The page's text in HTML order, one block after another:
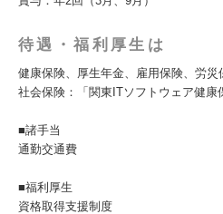
待遇・福利厚生は
健康保険、厚生年金、雇用保険、労災
社会保険：「関東ITソフトウェア健康
■諸手当
通勤交通費
■福利厚生
資格取得支援制度